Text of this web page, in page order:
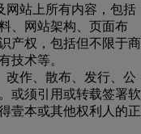
网站上所有内容，包括
、网站架构、页面布
产权，包括但不限于商
技术等。
改作、散布、发行、公
或须引用或转载签署软
壹本或其他权利人的正